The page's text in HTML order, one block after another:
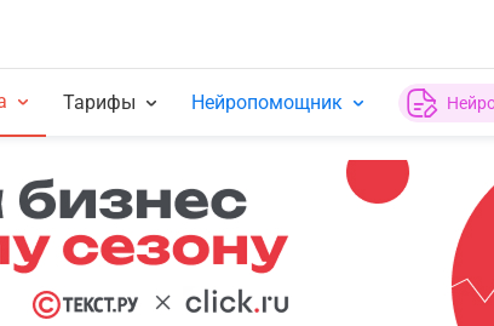
Тарифы Нейропомощник